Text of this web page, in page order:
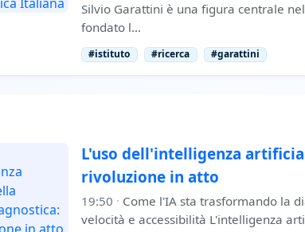
Silvio Garattini è una figura centrale
fondato l…
#istituto #ricerca #garattini
L'uso dell'intelligenza
rivoluzione in atto
19:50 · Come l'IA sta trasformando la
velocità e accessibilità L'intelligenza